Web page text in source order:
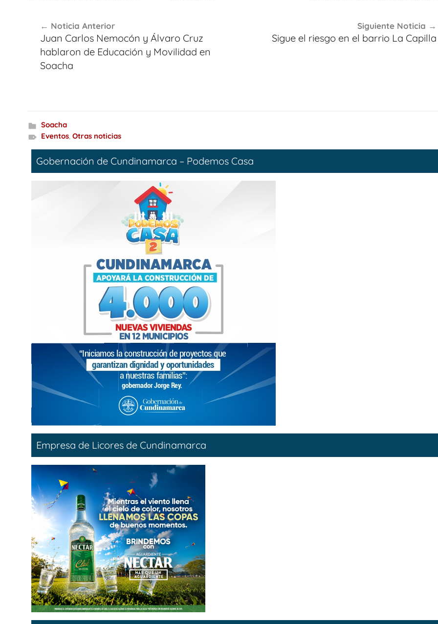
de
entradas
Noticia Anterior
Juan Carlos Nemocón y Álvaro Cruz
hablaron de Educación y Movilidad en
Soacha
Siguiente Noticia
Sigue el riesgo en el barrio La Capilla
Soacha
Eventos, Otras noticias
Gobernación de Cundinamarca – Podemos Casa
Empresa de Licores de Cundinamarca